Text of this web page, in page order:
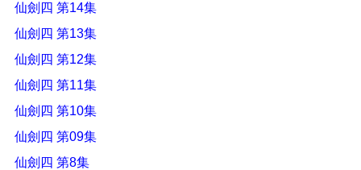
仙劍四 第14集
仙劍四 第13集
仙劍四 第12集
仙劍四 第11集
仙劍四 第10集
仙劍四 第09集
仙劍四 第8集